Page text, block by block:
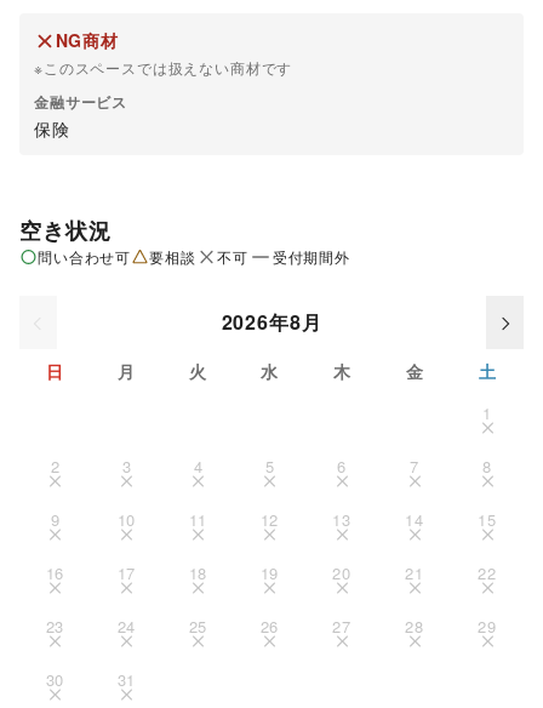
NG商材
※このスペースでは扱えない商材です
金融サービス
保険
空き状況
問い合わせ可 要相談 不可 受付期間外
2026年8月
日 月 火 水 木 金 土
1
2 3 4 5 6 7 8
9 10 11 12 13 14 15
16 17 18 19 20 21 22
23 24 25 26 27 28 29
30 31